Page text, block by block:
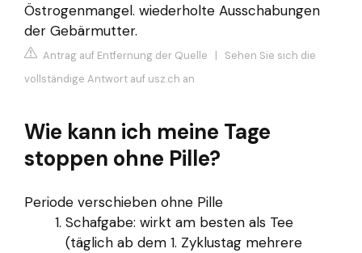
Östrogenmangel. wiederholte Ausschabungen
der Gebärmutter.
Antrag auf Entfernung der Quelle | Sehen Sie sich die
vollständige Antwort auf usz.ch an
Wie kann ich meine Tage
stoppen ohne Pille?
Periode verschieben ohne Pille
Schafgabe: wirkt am besten als Tee
(täglich ab dem 1. Zyklustag mehrere